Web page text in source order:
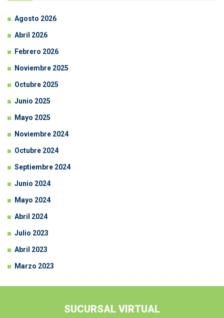
Agosto 2026
Abril 2026
Febrero 2026
Noviembre 2025
Octubre 2025
Junio 2025
Mayo 2025
Noviembre 2024
Octubre 2024
Septiembre 2024
Junio 2024
Mayo 2024
Abril 2024
Julio 2023
Abril 2023
Marzo 2023
SUCURSAL VIRTUAL